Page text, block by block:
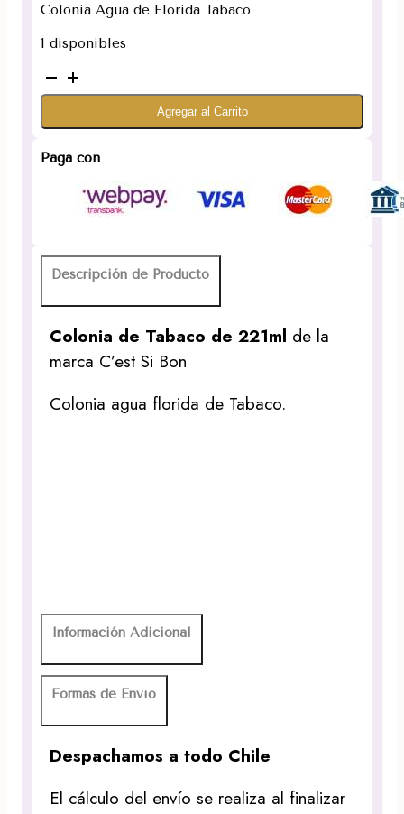
Colonia Agua de Florida Tabaco
1 disponibles
Colonia
de
cantidad
Agregar al Carrito
Paga con
Descripción de Producto
Colonia de Tabaco de 221ml de la
marca C’est Si Bon
Colonia agua florida de Tabaco.
Información Adicional
Formas de Envío
Despachamos a todo Chile
El cálculo del envío se realiza al finalizar